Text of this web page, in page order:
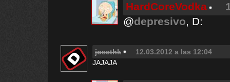
HardCoreVodka
@depresivo, D:
josethk
12.03.2012 a las 12:04
JAJAJA